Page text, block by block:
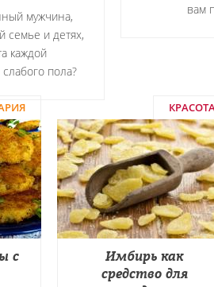
вам
мужчина,
семье и детях,
каждой
пола?
с
Имбирь как
средство для